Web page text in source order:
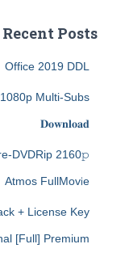
Recent Posts
Office 2019 DDL
Multi-Subs
𝐃𝐨𝐰𝐧𝐥𝐨𝐚𝐝
DVDRip 2160𝚙
Atmos FullMov𝗂e
+ License Key
[Full] Premium